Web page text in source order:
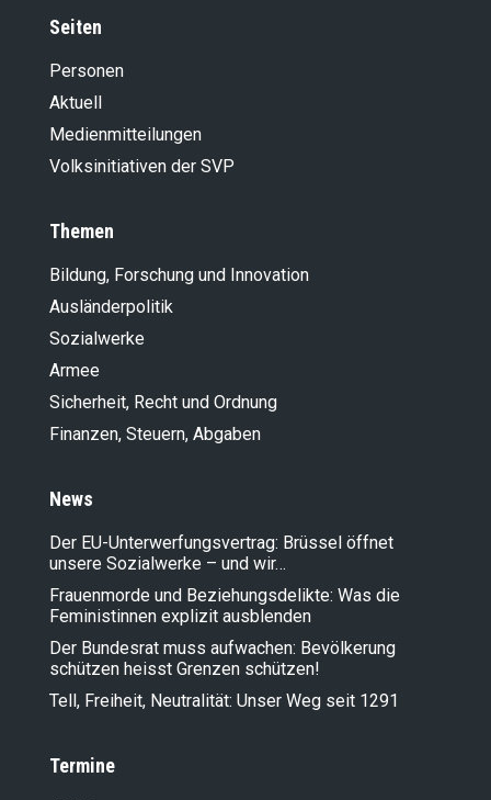
Seiten
Personen
Aktuell
Medienmitteilungen
Volksinitiativen der SVP
Themen
Bildung, Forschung und Innovation
Ausländer­politik
Sozialwerke
Armee
Sicherheit, Recht und Ordnung
Finanzen, Steuern, Abgaben
News
Der EU-Unterwerfungsvertrag: Brüssel öffnet
unsere Sozialwerke – und wir…
Frauenmorde und Beziehungsdelikte: Was die
Feministinnen explizit ausblenden
Der Bundesrat muss aufwachen: Bevölkerung
schützen heisst Grenzen schützen!
Tell, Freiheit, Neutralität: Unser Weg seit 1291
Termine